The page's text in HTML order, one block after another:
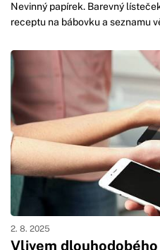
Nevinný papírek. Barevný
receptu na bábovku a seznamu
Vlivem
2. 8. 2025